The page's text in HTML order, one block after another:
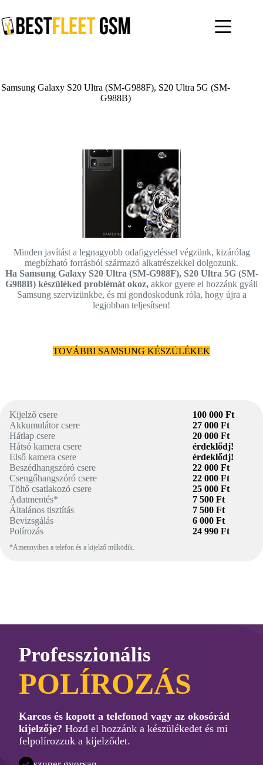
to
content
Samsung Galaxy S20 Ultra (SM-G988F), S20 Ultra 5G (SM-
G988B)
Minden javítást a legnagyobb odafigyeléssel végzünk, kizárólag
megbízható forrásból származó alkatrészekkel dolgozunk.
Ha Samsung Galaxy S20 Ultra (SM-G988F), S20 Ultra 5G (SM-
G988B) készüléked problémát okoz, akkor gyere el hozzánk gyáli
Samsung szervizünkbe, és mi gondoskodunk róla, hogy újra a
legjobban teljesítsen!
TOVÁBBI SAMSUNG KÉSZÜLÉKEK
Kijelző csere
Akkumulátor csere
Hátlap csere
Hátsó kamera csere
Első kamera csere
Beszédhangszóró csere
Csengőhangszóró csere
Töltő csatlakozó csere
Adatmentés*
Általános tisztítás
Bevizsgálás
Polírozás
100 000 Ft
27 000 Ft
20 000 Ft
érdeklődj!
érdeklődj!
22 000 Ft
22 000 Ft
25 000 Ft
7 500 Ft
7 500 Ft
6 000 Ft
24 990 Ft
*Amennyiben a telefon és a kijelző működik.
Professzionális
POLÍROZÁS
Karcos és kopott a telefonod vagy az okosórád
kijelzője? Hozd el hozzánk a készülékedet és mi
felpolírozzuk a kijelződet.